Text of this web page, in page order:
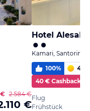
€ 2.584 €
€
Hotel
Kamari, Santorini
100% 4,9
40 € Cashback
Flug
Frühstück